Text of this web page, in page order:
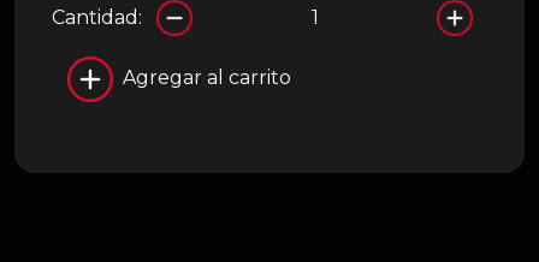
Cantidad:
Agregar al carrito